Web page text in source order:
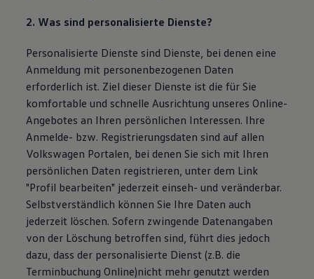
2. Was sind personalisierte Dienste?
Personalisierte Dienste sind Dienste, bei denen eine
Anmeldung mit personenbezogenen Daten
erforderlich ist. Ziel dieser Dienste ist die für Sie
komfortable und schnelle Ausrichtung unseres Online-
Angebotes an Ihren persönlichen Interessen. Ihre
Anmelde- bzw. Registrierungsdaten sind auf allen
Volkswagen Portalen, bei denen Sie sich mit Ihren
persönlichen Daten registrieren, unter dem Link
"Profil bearbeiten" jederzeit einseh- und veränderbar.
Selbstverständlich können Sie Ihre Daten auch
jederzeit löschen. Sofern zwingende Datenangaben
von der Löschung betroffen sind, führt dies jedoch
dazu, dass der personalisierte Dienst (z.B. die
Terminbuchung Online)nicht mehr genutzt werden